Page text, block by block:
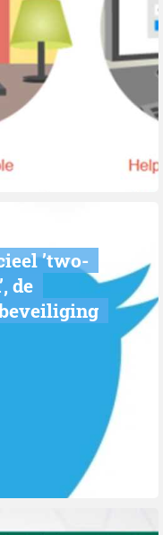
’two-
de